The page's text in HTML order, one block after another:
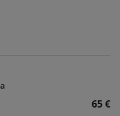
65 €